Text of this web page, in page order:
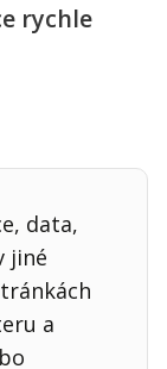
rychle
data,
jiné
a